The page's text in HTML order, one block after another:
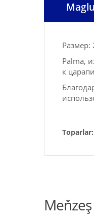
Размер:
Palma,
к
Toparlar: